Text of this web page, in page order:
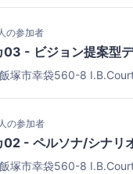
の参加者
03 - ビジョン提案型
塚市幸袋560-8
の参加者
02 - ペルソナ/シナリ
塚市幸袋560-8